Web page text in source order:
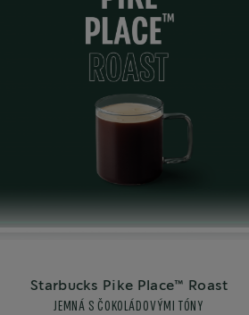
Pike Place™ Roast
S ČOKOLÁDOVÝMI TÓNY